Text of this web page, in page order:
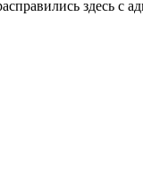
здесь с